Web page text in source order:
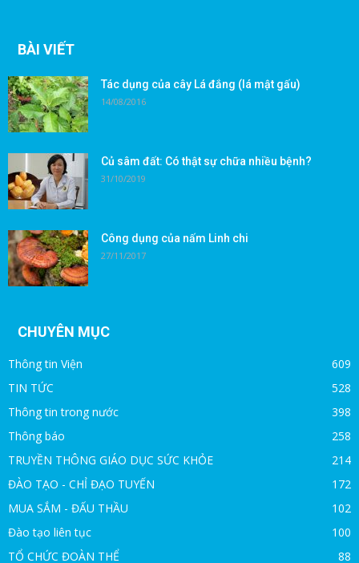
BÀI VIẾT
Tác dụng của cây Lá đắng (lá mật gấu)
14/08/2016
Củ sâm đất: Có thật sự chữa nhiều bệnh?
31/10/2019
Công dụng của nấm Linh chi
27/11/2017
CHUYÊN MỤC
Thông tin Viện
609
TIN TỨC
528
Thông tin trong nước
398
Thông báo
258
TRUYỀN THÔNG GIÁO DỤC SỨC KHỎE
214
ĐÀO TẠO - CHỈ ĐẠO TUYẾN
172
MUA SẮM - ĐẤU THẦU
102
Đào tạo liên tục
100
TỔ CHỨC ĐOÀN THỂ
88